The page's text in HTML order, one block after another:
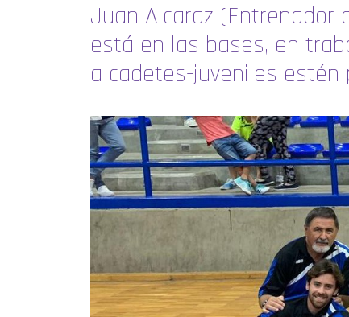
Juan Alcaraz (Entrenador
está en las bases, en
a cadetes-juveniles estén